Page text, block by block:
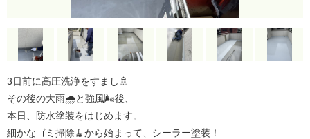
3日前に高圧洗浄をすまし🚿
その後の大雨🌧️と強風🌬️後、
本日、防水塗装をはじめます。
細かなゴミ掃除🧹から始まって、シーラー塗装！